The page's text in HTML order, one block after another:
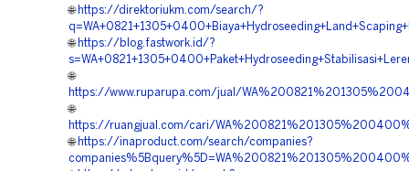
🌐 https://direktoriukm.com/search/?
🌐 https://blog.fastwork.id/?
🌐
https://www.ruparupa.com/jual/
🌐
https://ruangjual.com/cari/
🌐 https://inaproduct.com/search/companies?